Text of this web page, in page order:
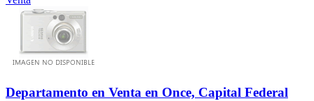
Departamento en Venta en Once, Capital Federal